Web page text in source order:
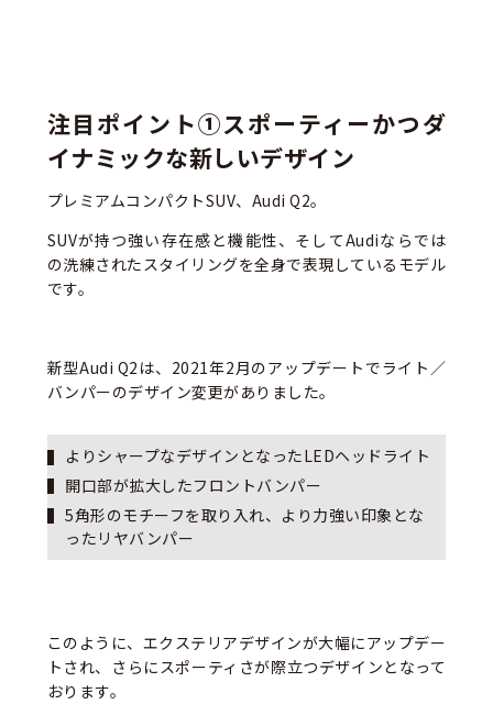
注目ポイント①スポーティーかつダ
イナミックな新しいデザイン
プレミアムコンパクトSUV、Audi Q2。
SUVが持つ強い存在感と機能性、そしてAudiならでは
の洗練されたスタイリングを全身で表現しているモデル
です。
新型Audi Q2は、2021年2月のアップデートでライト／
バンパーのデザイン変更がありました。
よりシャープなデザインとなったLEDヘッドライト
開口部が拡大したフロントバンパー
5角形のモチーフを取り入れ、より力強い印象とな
ったリヤバンパー
このように、エクステリアデザインが大幅にアップデー
トされ、さらにスポーティさが際立つデザインとなって
おります。